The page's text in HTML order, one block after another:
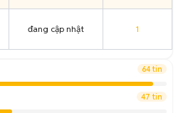
đang cập nhật 1
64 tin
47 tin